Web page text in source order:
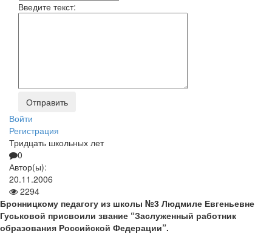
Введите текст:
Войти
Регистрация
Тридцать школьных лет
0
Автор(ы):
20.11.2006
2294
Бронницкому педагогу из школы №3 Людмиле Евгеньевне
Гуськовой присвоили звание “Заслуженный работник
образования Российской Федерации”.